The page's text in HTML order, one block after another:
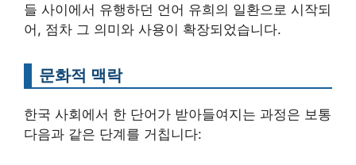
들 사이에서 유행하던 언어 유희의 일환으로 시작되
어, 점차 그 의미와 사용이 확장되었습니다.
문화적 맥락
한국 사회에서 한 단어가 받아들여지는 과정은 보통
다음과 같은 단계를 거칩니다: